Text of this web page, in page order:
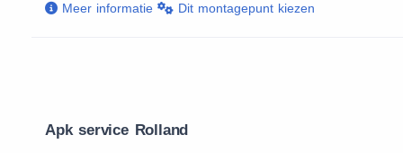
Meer informatie Dit montagepunt kiezen
Apk service Rolland